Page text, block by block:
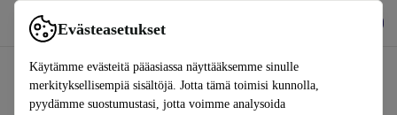
Evästeasetukset
Käytämme evästeitä pääasiassa näyttääksemme sinulle
merkityksellisempiä sisältöjä. Jotta tämä toimisi kunnolla,
pyydämme suostumustasi, jotta voimme analysoida
Käytä refurbed-palvelua nopeasti ja helposti